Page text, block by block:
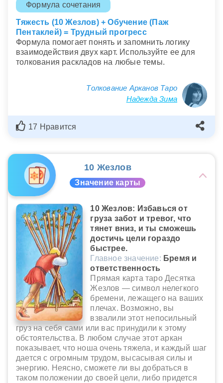
Формула сочетания
Тяжесть (10 Жезлов) + Обучение (Паж
Пентаклей) = Трудный прогресс
Формула помогает понять и запомнить логику
взаимодействия двух карт. Используйте ее для
толкования раскладов на любые темы.
Толкование Арканов Таро
Надежда Зима
17 Нравится
10 Жезлов
Значение карты
10 Жезлов: Избавься от
груза забот и тревог, что
тянет вниз, и ты сможешь
достичь цели гораздо
быстрее.
Главное значение: Бремя и
ответственность
Прямая карта таро Десятка
Жезлов — символ нелегкого
бремени, лежащего на ваших
плечах. Возможно, вы
взвалили этот непосильный
груз на себя сами или вас принудили к этому
обстоятельства. В любом случае этот аркан
показывает, что ноша очень тяжела, и каждый шаг
дается с огромным трудом, высасывая силы и
энергию. Неясно, сможете ли вы добраться в
таком положении до своей цели, либо придется